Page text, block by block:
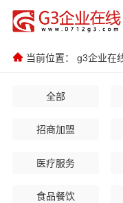
当前位置： g3企业在
全部
招商加盟
医疗服务
食品餐饮